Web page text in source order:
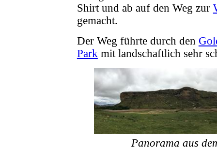
Shirt und ab auf den Weg zur
gemacht.
Der Weg führte durch den
Park mit landschaftlich sehr
Panorama aus